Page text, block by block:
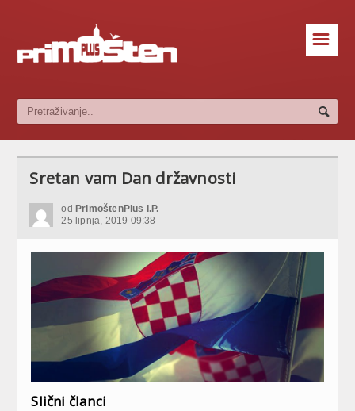
☰
Sretan vam Dan državnosti
od PrimoštenPlus I.P.
25 lipnja, 2019 09:38
Slični članci